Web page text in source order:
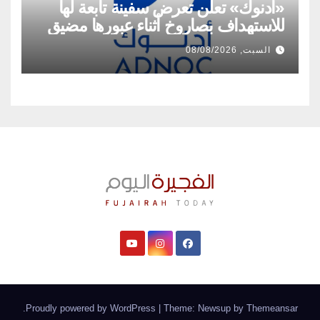
«أدنوك» تعلن تعرض سفينة تابعة لها
للاستهداف بصاروخ أثناء عبورها مضيق
هرمزالسبت, 08/08/2026
Proudly powered by WordPress Theme: Newsup by Themeansar